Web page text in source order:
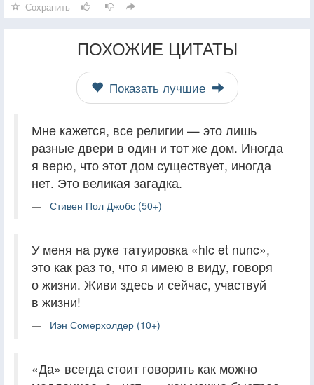
Сохранить
ПОХОЖИЕ ЦИТАТЫ
Показать лучшие
Мне кажется, все религии — это лишь
разные двери в один и тот же дом. Иногда
я верю, что этот дом существует, иногда
нет. Это великая загадка.
Стивен Пол Джобс (50+)
У меня на руке татуировка «hic et nunc»,
это как раз то, что я имею в виду, говоря
о жизни. Живи здесь и сейчас, участвуй
в жизни!
Иэн Сомерхолдер (10+)
«Да» всегда стоит говорить как можно